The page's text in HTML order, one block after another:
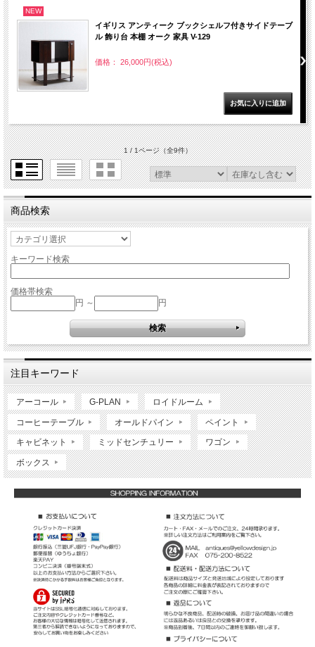
NEW
イギリス アンティーク ブックシェルフ付きサイドテーブ
ル 飾り台 本棚 オーク 家具 V-129
価格： 26,000円(税込)
1 / 1ページ（全9件）
商品検索
キーワード検索
価格帯検索
円 ～
円
注目キーワード
アーコール G-PLAN ロイドルーム
コーヒーテーブル オールドパイン ペイント
キャビネット ミッドセンチュリー ワゴン
ボックス